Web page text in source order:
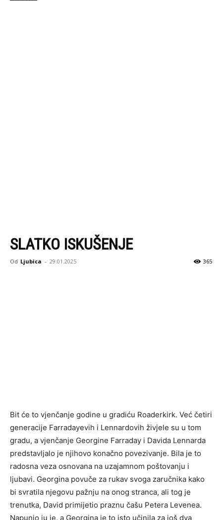
SLATKO ISKUŠENJE
Od Ljubica - 29.01.2025 365
Bit će to vjenčanje godine u gradiću Roaderkirk. Već četiri
generacije Farradayevih i Lennardovih živjele su u tom
gradu, a vjenčanje Georgine Farraday i Davida Lennarda
predstavljalo je njihovo konačno povezivanje. Bila je to
radosna veza osnovana na uzajamnom poštovanju i
ljubavi. Georgina povuče za rukav svoga zaručnika kako
bi svratila njegovu pažnju na onog stranca, ali tog je
trenutka, David primijetio praznu čašu Petera Levenea.
Napunio ju je, a Georgina je to isto učinila za još dva